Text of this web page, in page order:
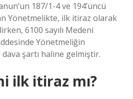
187/1-4 ve 194’üncü
Yönetmelikte, ilk itiraz olarak
6100 sayılı Medeni
Yönetmeliğin
şartı haline gelmiştir.
ilk itiraz mı?